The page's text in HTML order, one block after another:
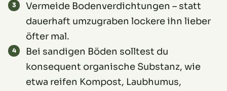
Vermeide Bodenverdichtungen – statt
dauerhaft umzugraben lockere ihn lieber
öfter mal.
Bei sandigen Böden solltest du
konsequent organische Substanz, wie
etwa reifen Kompost, Laubhumus,